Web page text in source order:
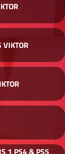
VIKTOR